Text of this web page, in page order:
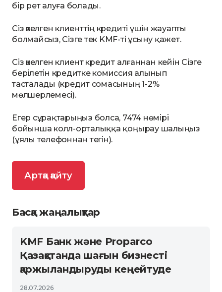
бір рет алуға болады.
Сіз әкелген клиенттің кредиті үшін жауапты
болмайсыз, Сізге тек KMF-ті ұсыну қажет.
Сіз әкелген клиент кредит алғаннан кейін Сізге
берілетін кредитке комиссия алынып
тасталады (кредит сомасының 1-2%
мөлшерлемесі).
Егер сұрақтарыңыз болса, 7474 нөмірі
бойынша колл-орталыққа қоңырау шалыңыз
(ұялы телефоннан тегін).
Артқа қайту
Басқа жаңалықтар
KMF Банк және Proparco
Қазақстанда шағын бизнесті
қаржыландыруды кеңейтуде
28.07.2026